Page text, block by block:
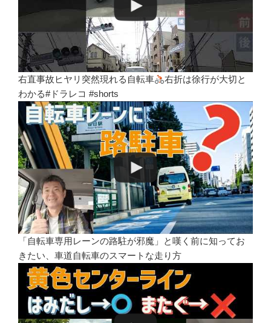
右直事故ヒヤリ突然現れる自転車
右折は徐行が大切と
わかる#ドラレコ #shorts
「自転車専用レーンの路駐が邪魔」と嘆く前に知ってお
きたい、車道自転車のスマートな走り方